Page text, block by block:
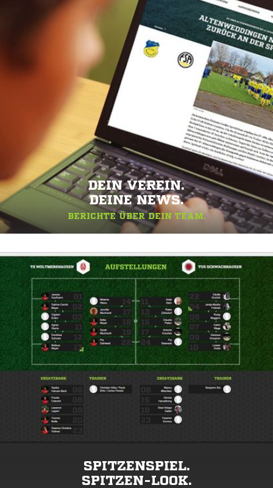
DEIN VEREIN.
DEINE NEWS.
BERICHTE ÜBER DEIN TEAM.
SPITZENSPIEL.
SPITZEN-LOOK.